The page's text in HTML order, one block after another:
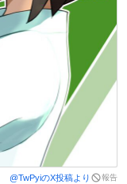
@TwPyiのX投稿より 報告